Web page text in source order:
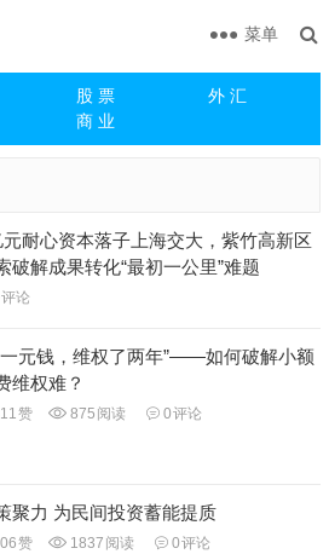
股 票
外 汇
商 业
菜单
元耐心资本落子上海交大，紫竹高新区
破解成果转化“最初一公里”难题
评论
一元钱，维权了两年”——如何破解小额
维权难？
赞 875 阅读 0评论
聚力 为民间投资蓄能提质
赞 1837 阅读 0评论